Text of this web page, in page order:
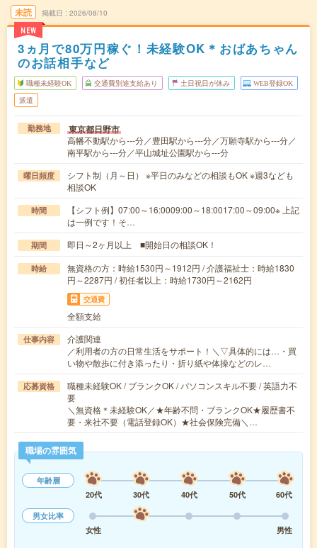
未読
NEW
掲載日 2026/08/10
3ヵ月で80万円稼ぐ！未経験OK＊おばあちゃん
のお話相手など
職種未経験OK 交通費別途支給あり 土日祝日が休み WEB登録OK
派遣
勤務地 東京都日野市
高幡不動駅から---分／豊田駅から---分／万願寺駅から---分／
南平駅から---分／平山城址公園駅から---分
曜日頻度
シフト制（月～日） ※平日のみなどの相談もOK ※週3なども
相談OK
時間
【シフト例】07:00～16:0009:00～18:0017:00～09:00※ 上記
は一例です！そ…
期間 即日～2ヶ月以上 ■開始日の相談OK！
時給
無資格の方：時給1530円～1912円 / 介護福祉士：時給1830
円～2287円 / 初任者以上：時給1730円～2162円
交通費
全額支給
仕事内容
介護関連
／利用者の方の日常生活をサポート！＼▽具体的には…・買
い物や散歩に付き添ったり・折り紙や体操などのレ…
応募資格
職種未経験OK / ブランクOK / パソコンスキル不要 / 英語力不
要
＼無資格＊未経験OK／★年齢不問・ブランクOK★履歴書不
要・来社不要（電話登録OK）★社会保険完備＼…
職場の雰囲気
年齢層
20代
30代 40代 50代
60代
男女比率
女性
男性